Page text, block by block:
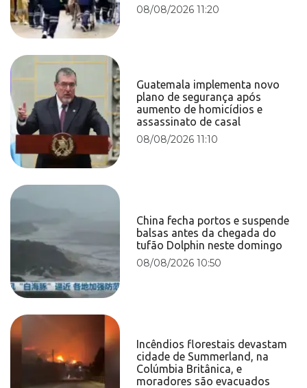
08/08/2026 11:20
Guatemala implementa novo
plano de segurança após
aumento de homicídios e
assassinato de casal
08/08/2026 11:10
China fecha portos e suspende
balsas antes da chegada do
tufão Dolphin neste domingo
08/08/2026 10:50
Incêndios florestais devastam
cidade de Summerland, na
Colúmbia Britânica, e
moradores são evacuados